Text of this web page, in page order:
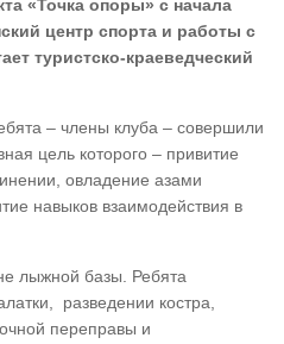
«Точка опоры» с начала
центр спорта и работы с
туристско-краеведческий
– члены клуба – совершили
цель которого – привитие
овладение азами
навыков взаимодействия в
лыжной базы. Ребята
разведении костра,
переправы и